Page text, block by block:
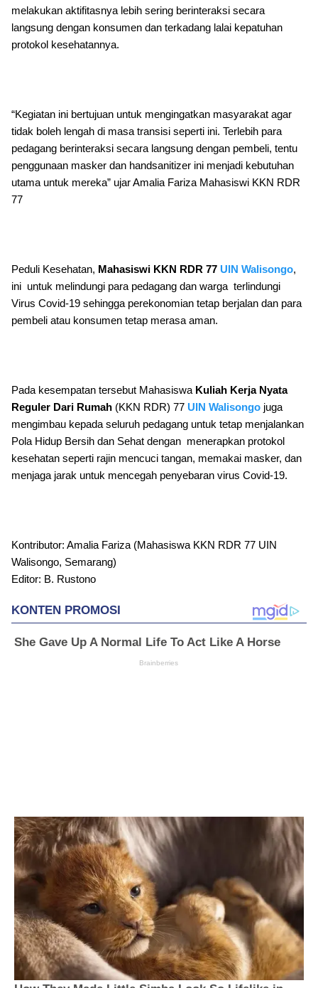
melakukan aktifitasnya lebih sering berinteraksi secara
langsung dengan konsumen dan terkadang lalai kepatuhan
protokol kesehatannya.
“Kegiatan ini bertujuan untuk mengingatkan masyarakat agar
tidak boleh lengah di masa transisi seperti ini. Terlebih para
pedagang berinteraksi secara langsung dengan pembeli, tentu
penggunaan masker dan handsanitizer ini menjadi kebutuhan
utama untuk mereka” ujar Amalia Fariza Mahasiswi KKN RDR
77
Peduli Kesehatan, Mahasiswi KKN RDR 77 UIN Walisongo,
ini untuk melindungi para pedagang dan warga terlindungi
Virus Covid-19 sehingga perekonomian tetap berjalan dan para
pembeli atau konsumen tetap merasa aman.
Pada kesempatan tersebut Mahasiswa Kuliah Kerja Nyata
Reguler Dari Rumah (KKN RDR) 77 UIN Walisongo juga
mengimbau kepada seluruh pedagang untuk tetap menjalankan
Pola Hidup Bersih dan Sehat dengan menerapkan protokol
kesehatan seperti rajin mencuci tangan, memakai masker, dan
menjaga jarak untuk mencegah penyebaran virus Covid-19.
Kontributor: Amalia Fariza (Mahasiswa KKN RDR 77 UIN
Walisongo, Semarang)
Editor: B. Rustono